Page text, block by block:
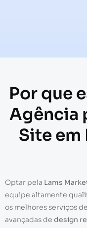
Por que
Agência
Site
Optar pela Lams
equipe altamente
os melhores serviços de
avançadas de design